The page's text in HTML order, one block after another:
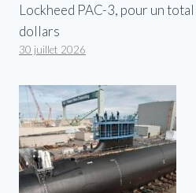
Lockheed PAC-3, pour un
dollars
30 juillet 2026